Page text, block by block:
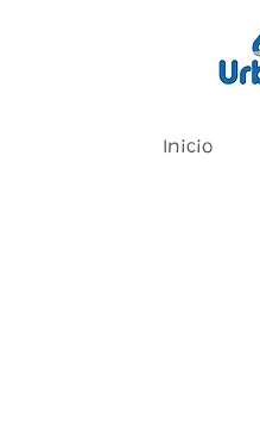
Inicio